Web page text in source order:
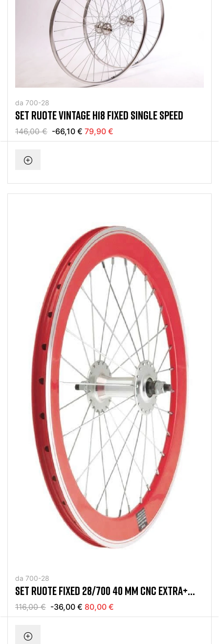
da 700-28
SET RUOTE VINTAGE H18 FIXED SINGLE SPEED
146,00 € -66,10 € 79,90 €
da 700-28
SET RUOTE FIXED 28/700 40 MM CNC EXTRA+
ROSSO
116,00 € -36,00 € 80,00 €